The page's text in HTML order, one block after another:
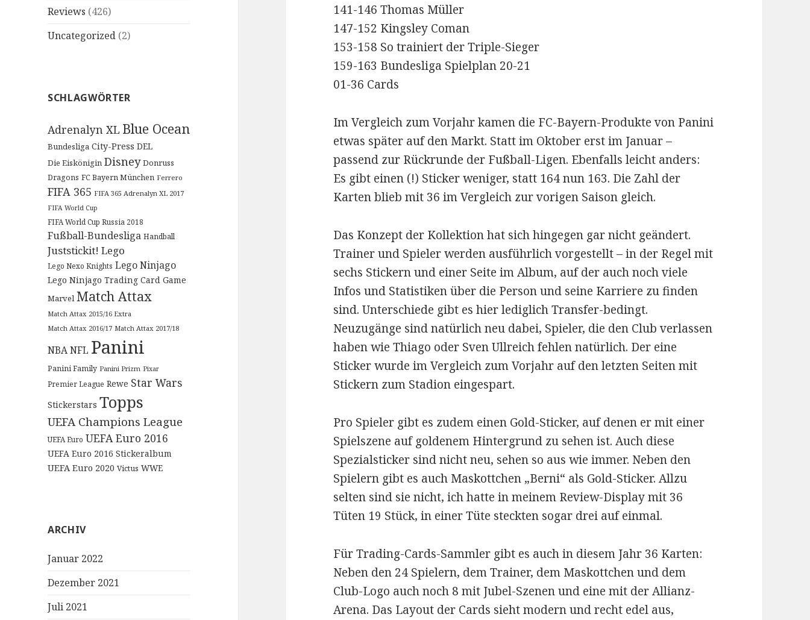
Reviews (426)
Uncategorized (2)
SCHLAGWÖRTER
Adrenalyn XL Blue Ocean
Bundesliga City-Press DEL
Die Eiskönigin Disney Donruss
Dragons FC Bayern München Ferrero
FIFA 365 FIFA 365 Adrenalyn XL 2017
FIFA World Cup
FIFA World Cup Russia 2018
Fußball-Bundesliga Handball
Juststickit! Lego
Lego Nexo Knights Lego Ninjago
Lego Ninjago Trading Card Game
Marvel Match Attax
Match Attax 2015/16 Extra
Match Attax 2016/17 Match Attax 2017/18
NBANFL Panini
Panini Family Panini Prizm Pixar
Premier League Rewe Star Wars
Stickerstars Topps
UEFA Champions League
UEFA Euro UEFA Euro 2016
UEFA Euro 2016 Stickeralbum
UEFA Euro 2020 Victus WWE
ARCHIV
Januar 2022
Dezember 2021
Juli 2021
141-146 Thomas Müller
147-152 Kingsley Coman
153-158 So trainiert der Triple-Sieger
159-163 Bundesliga Spielplan 20-21
01-36 Cards
Im Vergleich zum Vorjahr kamen die FC-Bayern-Produkte von Panini
etwas später auf den Markt. Statt im Oktober erst im Januar –
passend zur Rückrunde der Fußball-Ligen. Ebenfalls leicht anders:
Es gibt einen (!) Sticker weniger, statt 164 nun 163. Die Zahl der
Karten blieb mit 36 im Vergleich zur vorigen Saison gleich.
Das Konzept der Kollektion hat sich hingegen gar nicht geändert.
Trainer und Spieler werden ausführlich vorgestellt – in der Regel mit
sechs Stickern und einer Seite im Album, auf der auch noch viele
Infos und Statistiken über die Person und seine Karriere zu finden
sind. Unterschiede gibt es hier lediglich Transfer-bedingt.
Neuzugänge sind natürlich neu dabei, Spieler, die den Club verlassen
haben wie Thiago oder Sven Ullreich fehlen natürlich. Der eine
Sticker wurde im Vergleich zum Vorjahr auf den letzten Seiten mit
Stickern zum Stadion eingespart.
Pro Spieler gibt es zudem einen Gold-Sticker, auf denen er mit einer
Spielszene auf goldenem Hintergrund zu sehen ist. Auch diese
Spezialsticker sind nicht neu, sehen so aus wie immer. Neben den
Spielern gibt es auch Maskottchen „Berni“ als Gold-Sticker. Allzu
selten sind sie nicht, ich hatte in meinem Review-Display mit 36
Tüten 19 Stück, in einer Tüte steckten sogar drei auf einmal.
Für Trading-Cards-Sammler gibt es auch in diesem Jahr 36 Karten:
Neben den 24 Spielern, dem Trainer, dem Maskottchen und dem
Club-Logo auch noch 8 mit Jubel-Szenen und eine mit der Allianz-
Arena. Das Layout der Cards sieht modern und recht edel aus,